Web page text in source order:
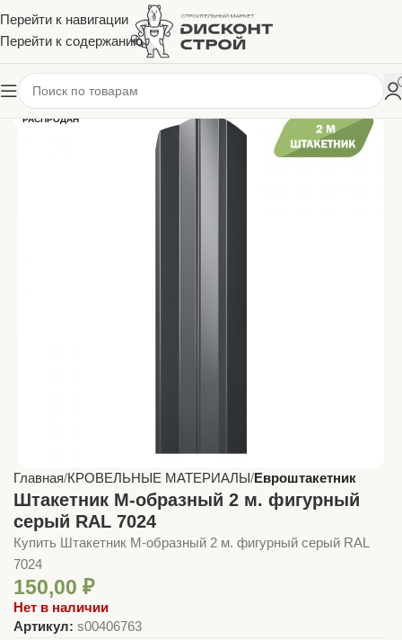
Перейти к навигации
Перейти к содержанию
РАСПРОДАН
Главная КРОВЕЛЬНЫЕ МАТЕРИАЛЫ Евроштакетник
Штакетник М-образный 2 м. фигурный
серый RAL 7024
Купить Штакетник М-образный 2 м. фигурный серый RAL
7024
150,00 ₽
Нет в наличии
Артикул: s00406763